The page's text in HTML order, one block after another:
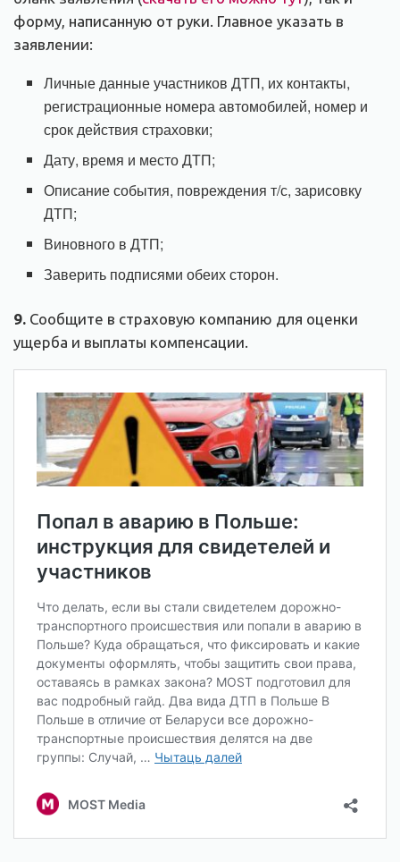
форму, написанную от руки. Главное указать в
заявлении:
Личные данные участников ДТП, их контакты,
регистрационные номера автомобилей, номер и
срок действия страховки;
Дату, время и место ДТП;
Описание события, повреждения т/с, зарисовку
ДТП;
Виновного в ДТП;
Заверить подписями обеих сторон.
9. Сообщите в страховую компанию для оценки
ущерба и выплаты компенсации.